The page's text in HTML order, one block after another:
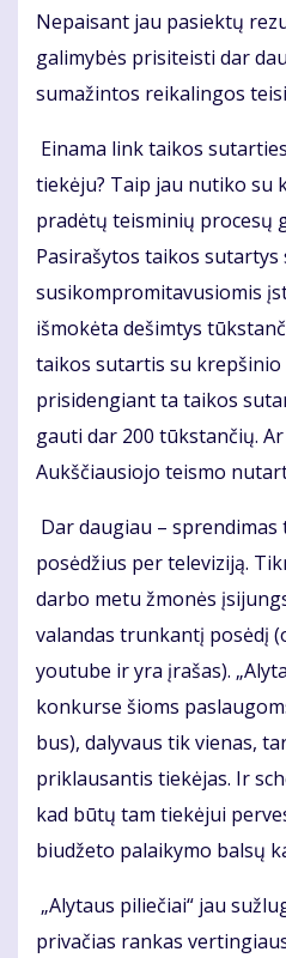
Nepaisant jau pasiektų
galimybės prisiteisti dar
sumažintos reikalingos
Einama link taikos
tiekėju? Taip jau nutiko su
pradėtų teisminių procesų
Pasirašytos taikos sutartys
susikompromitavusiomis
išmokėta dešimtys
taikos sutartis su
prisidengiant ta taikos
gauti dar 200 tūkstančių.
Aukščiausiojo teismo
Dar daugiau –
posėdžius per televiziją.
darbo metu žmonės
valandas trunkantį posėdį
youtube ir yra įrašas).
konkurse šioms
bus), dalyvaus tik vienas,
priklausantis tiekėjas. Ir
kad būtų tam tiekėjui
biudžeto palaikymo balsų
„Alytaus piliečiai“ jau
privačias rankas